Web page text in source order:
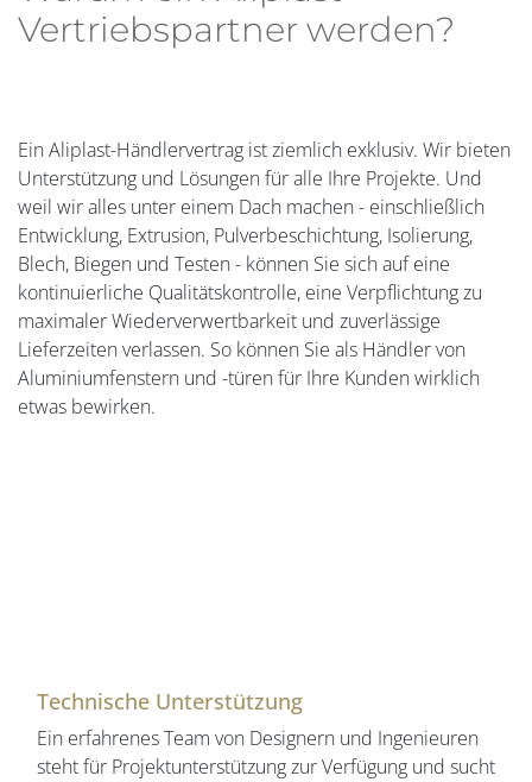
Vertriebspartner werden?
Ein Aliplast-Händlervertrag ist ziemlich exklusiv. Wir bieten
Unterstützung und Lösungen für alle Ihre Projekte. Und
weil wir alles unter einem Dach machen - einschließlich
Entwicklung, Extrusion, Pulverbeschichtung, Isolierung,
Blech, Biegen und Testen - können Sie sich auf eine
kontinuierliche Qualitätskontrolle, eine Verpflichtung zu
maximaler Wiederverwertbarkeit und zuverlässige
Lieferzeiten verlassen. So können Sie als Händler von
Aluminiumfenstern und -türen für Ihre Kunden wirklich
etwas bewirken.
Technische Unterstützung
Ein erfahrenes Team von Designern und Ingenieuren
steht für Projektunterstützung zur Verfügung und sucht